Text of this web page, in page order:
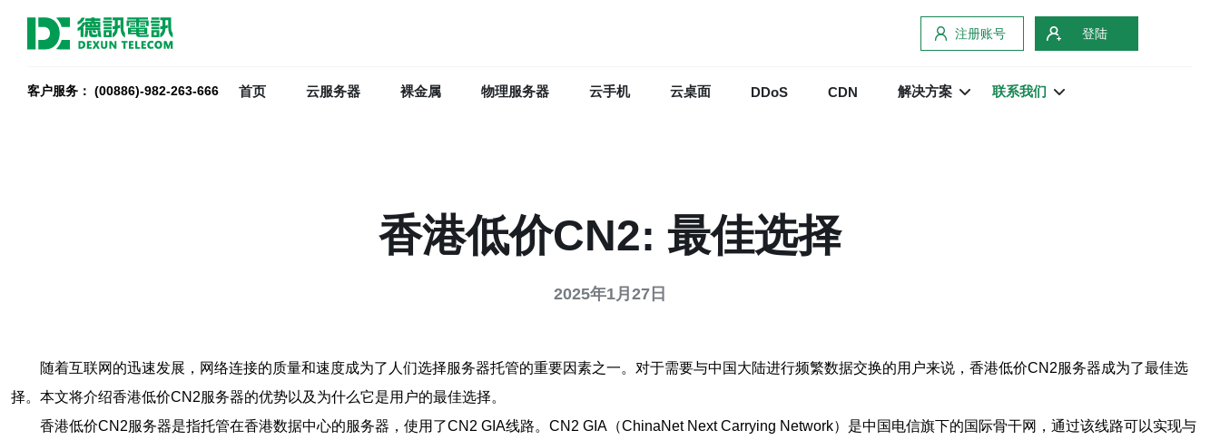
注册账号 登陆
客户服务： (00886)-982-263-666 首页 云服务器 裸金属 物理服务器 云手机 云桌面 DDoS CDN 解决方案 联系我们
香港低价CN2: 最佳选择
2025年1月27日
随着互联网的迅速发展，网络连接的质量和速度成为了人们选择服务器托管的重要因素之一。对于需要与中国大陆进行频繁数据交换的用户来说，香港低价CN2服务器成为了最佳选
择。本文将介绍香港低价CN2服务器的优势以及为什么它是用户的最佳选择。
香港低价CN2服务器是指托管在香港数据中心的服务器，使用了CN2 GIA线路。CN2 GIA（ChinaNet Next Carrying Network）是中国电信旗下的国际骨干网，通过该线路可以实现与